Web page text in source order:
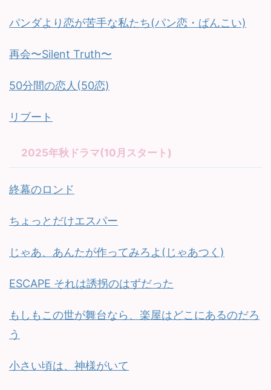
パンダより恋が苦手な私たち(パン恋・ぱんこい)
再会〜Silent Truth〜
50分間の恋人(50恋)
リブート
2025年秋ドラマ(10月スタート)
終幕のロンド
ちょっとだけエスパー
じゃあ、あんたが作ってみろよ(じゃあつく)
ESCAPE それは誘拐のはずだった
もしもこの世が舞台なら、楽屋はどこにあるのだろ
う
小さい頃は、神様がいて